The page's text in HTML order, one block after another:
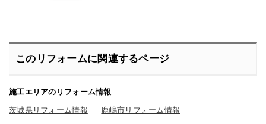
このリフォームに関連するページ
施工エリアのリフォーム情報
茨城県リフォーム情報 鹿嶋市リフォーム情報